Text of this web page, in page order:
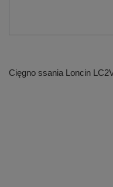
Cięgno ssania Loncin